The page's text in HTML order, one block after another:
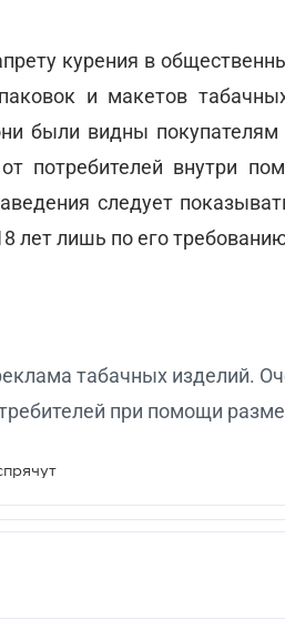
курения в
и макетов
были видны
потребителей внутри
следует
лет лишь по его
табачных изделий.
при помощи